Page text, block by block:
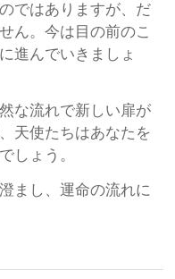
ではありますが、だ
ん。今は目の前のこ
進んでいきましょ
な流れで新しい扉が
天使たちはあなたを
しょう。
まし、運命の流れに